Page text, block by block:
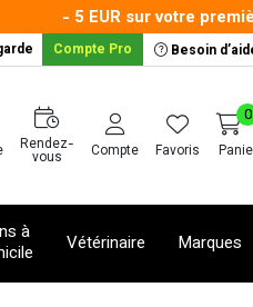
- 5 EUR sur votre
Compte Pro Besoin
Rendez-
vous Compte Favoris
0
à
Vétérinaire Marques